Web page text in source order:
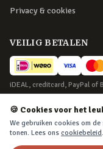
Privacy & cookies
VEILIG BETALEN
iDEAL, creditcard, PayPal of
BEZORGING
Voor 22:45 besteld,
🍪 Cookies voor het
We gebruiken cookies om
tonen. Lees ons cookiebeleid.